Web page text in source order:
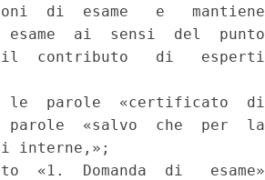
di  esame   e   mantiene
esame  ai  sensi  del  punto
il  contributo   di   esperti
le  parole  «certificato  di
parole  «salvo  che  per  la
interne,»;
«1.  Domanda  di   esame»